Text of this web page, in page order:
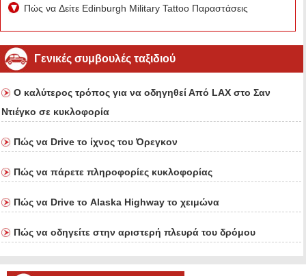
Πώς να Δείτε Edinburgh Military Tattoo Παραστάσεις
Γενικές συμβουλές ταξιδιού
Ο καλύτερος τρόπος για να οδηγηθεί Από LAX στο Σαν
Ντιέγκο σε κυκλοφορία
Πώς να Drive το ίχνος του Όρεγκον
Πώς να πάρετε πληροφορίες κυκλοφορίας
Πώς να Drive το Alaska Highway το χειμώνα
Πώς να οδηγείτε στην αριστερή πλευρά του δρόμου